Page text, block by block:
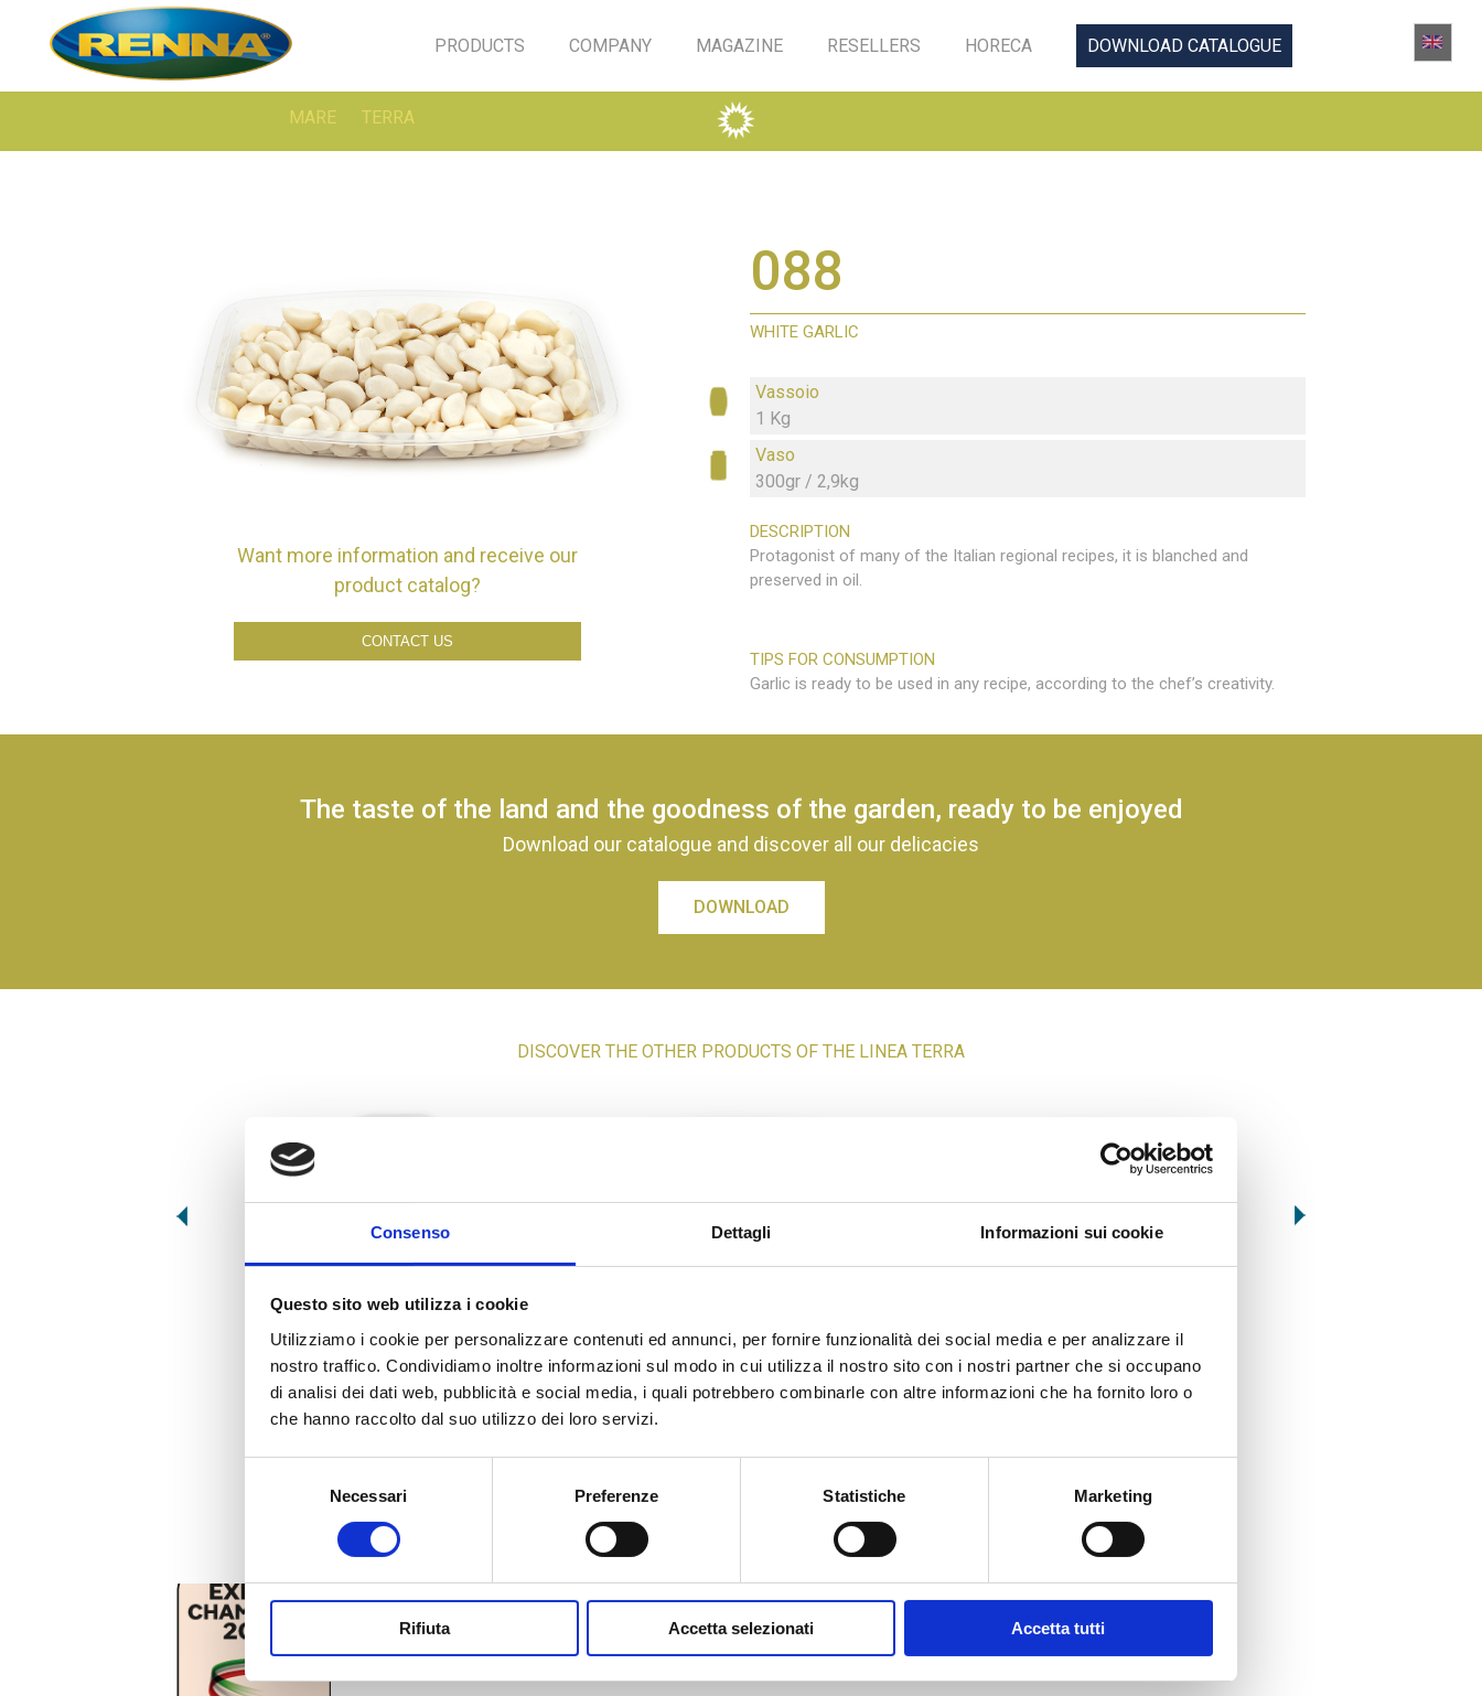
Consenso Dettagli Informazioni sui cookie
Questo sito web utilizza i cookie
Utilizziamo i cookie per personalizzare contenuti ed annunci, per fornire funzionalità dei social media e per analizzare il
nostro traffico. Condividiamo inoltre informazioni sul modo in cui utilizza il nostro sito con i nostri partner che si occupano
di analisi dei dati web, pubblicità e social media, i quali potrebbero combinarle con altre informazioni che ha fornito loro o
che hanno raccolto dal suo utilizzo dei loro servizi.
Necessari Preferenze Statistiche Marketing
Rifiuta Accetta selezionati Accetta tutti
PRODUCTS COMPANY MAGAZINE RESELLERS HORECA DOWNLOAD CATALOGUE
MARE TERRA
Want more information and receive our
product catalog?
CONTACT US
088
WHITE GARLIC
Vassoio
1 Kg
Vaso
300gr / 2,9kg
DESCRIPTION
Protagonist of many of the Italian regional recipes, it is blanched and
preserved in oil.
TIPS FOR CONSUMPTION
Garlic is ready to be used in any recipe, according to the chef’s creativity.
The taste of the land and the goodness of the garden, ready to be enjoyed
Download our catalogue and discover all our delicacies
DOWNLOAD
DISCOVER THE OTHER PRODUCTS OF THE LINEA TERRA
ATM034 061 034
MAGAZINE
from categoryNEWS
RENNA IS EXPORT CHAMPION 2023